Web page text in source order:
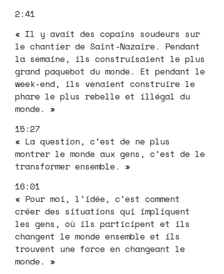
2:41
« Il y avait des copains soudeurs sur
le chantier de Saint-Nazaire. Pendant
la semaine, ils construisaient le plus
grand paquebot du monde. Et pendant le
week-end, ils venaient construire le
phare le plus rebelle et illégal du
monde. »
15:27
« La question, c’est de ne plus
montrer le monde aux gens, c’est de le
transformer ensemble. »
16:01
« Pour moi, l’idée, c’est comment
créer des situations qui impliquent
les gens, où ils participent et ils
changent le monde ensemble et ils
trouvent une force en changeant le
monde. »